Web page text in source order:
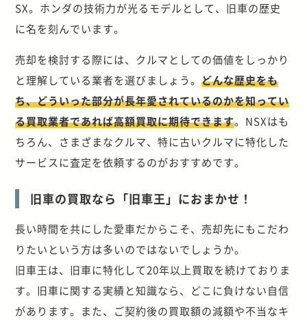
SX。ホンダの技術力が光るモデルとして、旧車の歴史
に名を刻んでいます。
売却を検討する際には、クルマとしての価値をしっかり
と理解している業者を選びましょう。どんな歴史をも
ち、どういった部分が長年愛されているのかを知ってい
る買取業者であれば高額買取に期待できます。NSXはも
ちろん、さまざまなクルマ、特に古いクルマに特化した
サービスに査定を依頼するのがおすすめです。
旧車の買取なら「旧車王」におまかせ！
長い時間を共にした愛車だからこそ、売却先にもこだわ
りたいという方は多いのではないでしょうか。
旧車王は、旧車に特化して20年以上買取を続けておりま
す。旧車に関する実績と知識なら、どこに負けない自信
があります。また、ご契約後の買取額の減額や不当なキ